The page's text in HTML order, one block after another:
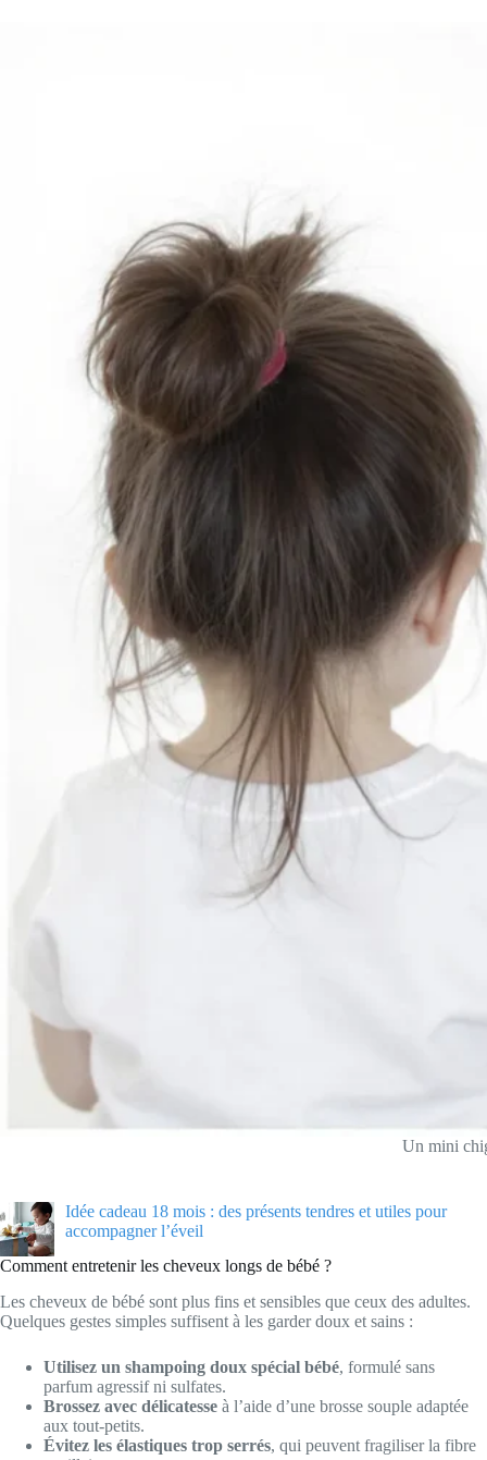
Un mini
Idée cadeau 18 mois : des présents tendres et utiles pour
accompagner l’éveil
Comment entretenir les cheveux longs de bébé ?
Les cheveux de bébé sont plus fins et sensibles que ceux des adultes.
Quelques gestes simples suffisent à les garder doux et sains :
Utilisez un shampoing doux spécial bébé, formulé sans
parfum agressif ni sulfates.
Brossez avec délicatesse à l’aide d’une brosse souple adaptée
aux tout-petits.
Évitez les élastiques trop serrés, qui peuvent fragiliser la fibre